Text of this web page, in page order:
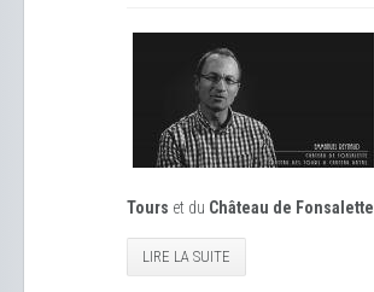
Tours et du Château de Fonsalette
LIRE LA SUITE